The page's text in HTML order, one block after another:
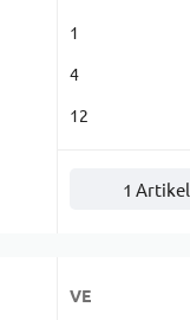
1
4
12
1 Artikel
VE